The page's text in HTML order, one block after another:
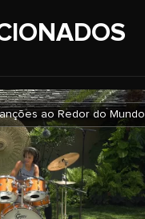
ao Redor do Mundo